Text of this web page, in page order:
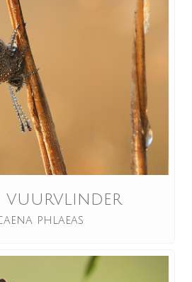
vuurvlinder
phlaeas